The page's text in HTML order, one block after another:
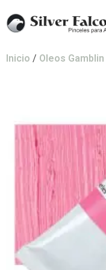
Inicio / Oleos Gamblin